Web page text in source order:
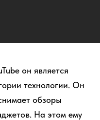
он является
технологии. Он
обзоры
На этом ему